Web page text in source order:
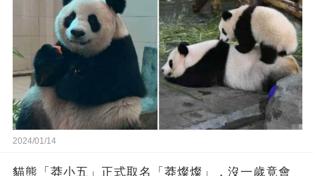
2024/01/14
貓熊「莽小五」正式取名「莽燦燦」，沒一歲竟會